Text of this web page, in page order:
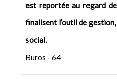
est reportée au regard
finalisent l’outil de
social.
Buros - 64